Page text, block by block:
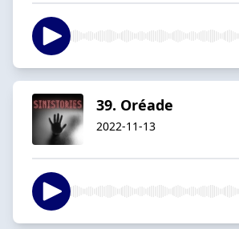
39. Oréade
2022-11-13